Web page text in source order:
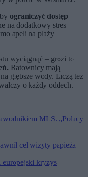
ograniczyć dostęp
na dodatkowy stres –
apeli na plaży
wyciągnąć – grozi to
Ratownicy mają
głębsze wody. Liczą też
o każdy oddech.
MLS. „Polacy
cel wizyty papieża
europejski kryzys